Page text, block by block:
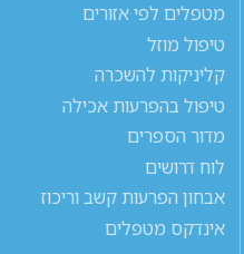
מטפלים לפי אזורים
טיפול מוזל
קליניקות להשכרה
טיפול בהפרעות אכילה
מדור הספרים
לוח דרושים
אבחון הפרעות קשב וריכוז
אינדקס מטפלים